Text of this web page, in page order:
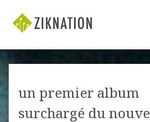
un premier album
surchargé du